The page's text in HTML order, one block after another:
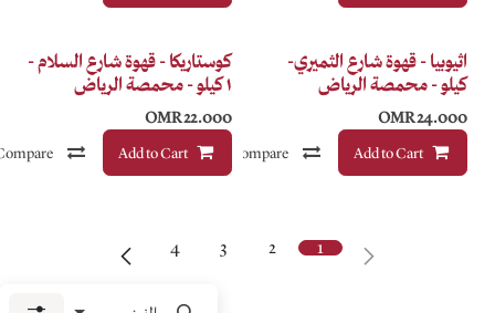
Compare إضافة إلى قائمة الأمنيات
كوستاريكا - قهوة شارع السلام -
١ كيلو - محمصة الرياض
22.000
Add to Cart
Compare إضافة إلى قائمة الأمنيات
4